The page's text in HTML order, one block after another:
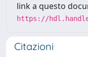
link a questo
https://
Citazioni